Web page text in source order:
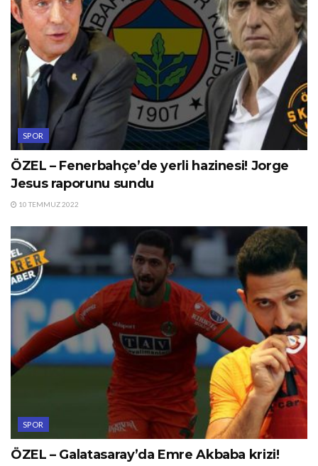
SPOR
ÖZEL – Fenerbahçe’de yerli hazinesi! Jorge
Jesus raporunu sundu
10 TEMMUZ 2022
SPOR
ÖZEL – Galatasaray’da Emre Akbaba krizi!